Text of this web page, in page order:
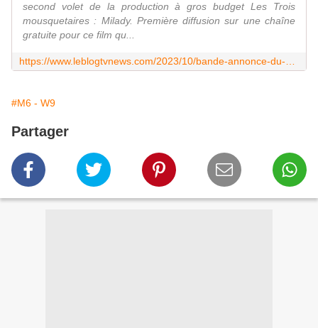
second volet de la production à gros budget Les Trois
mousquetaires : Milady. Première diffusion sur une chaîne
gratuite pour ce film qu...
#M6 - W9
Partager